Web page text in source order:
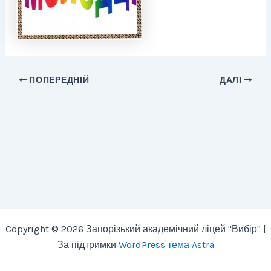
ПОПЕРЕДНІЙ ДАЛІ
Copyright © 2026 Запорізький академічний ліцей "Вибір" |
За підтримки WordPress тема Astra